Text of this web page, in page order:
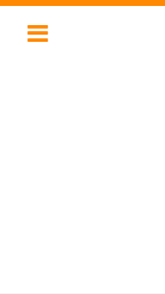
Τα cookies είναι
εμπειρία σας.
ή επιλέξτε
περιγραφές